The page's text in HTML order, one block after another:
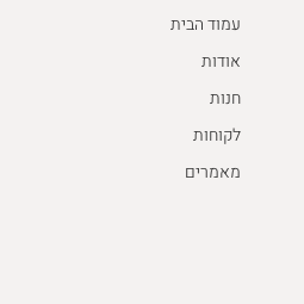
עמוד הבית
אודות
חנות
לקוחות
מאמרים